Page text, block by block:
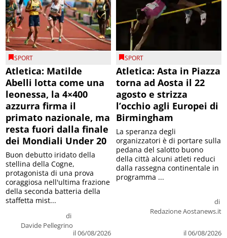
SPORT
Atletica: Matilde
Abelli lotta come una
leonessa, la 4×400
azzurra firma il
primato nazionale, ma
resta fuori dalla finale
dei Mondiali Under 20
di
Davide Pellegrino
il 06/08/2026
Buon debutto iridato della
stellina della Cogne,
protagonista di una prova
coraggiosa nell'ultima frazione
della seconda batteria della
staffetta mist...
SPORT
Atletica: Asta in Piazza
torna ad Aosta il 22
agosto e strizza
l’occhio agli Europei di
Birmingham
di
Redazione Aostanews.it
il 06/08/2026
La speranza degli
organizzatori è di portare sulla
pedana del salotto buono
della città alcuni atleti reduci
dalla rassegna continentale in
programma ...